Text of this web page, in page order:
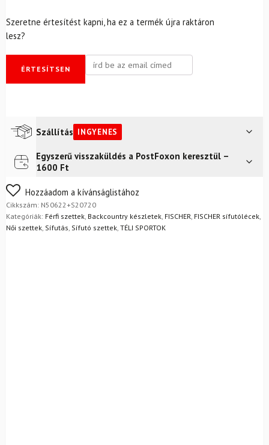
Szeretne értesítést kapni, ha ez a termék újra raktáron
lesz?
ÉRTESÍTSEN
Szállítás INGYENES
Futár a címreIngyenes
Egyszerű visszaküldés a PostFoxon keresztül –
1600 Ft
Nem biztos a választásában? Semmi gond – a terméket
egyszerűen visszaküldheti 14 napon belül, indoklás nélkül.
Mik a visszaküldés feltételei?
Hozzáadom a kívánságlistához
Cikkszám: N50622+S20720
Kategóriák: Férfi szettek, Backcountry készletek, FISCHER, FISCHER sífutólécek,
Női szettek, Sífutás, Sífutó szettek, TÉLI SPORTOK